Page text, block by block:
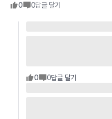
0 0답글 달기
0 0답글 달기